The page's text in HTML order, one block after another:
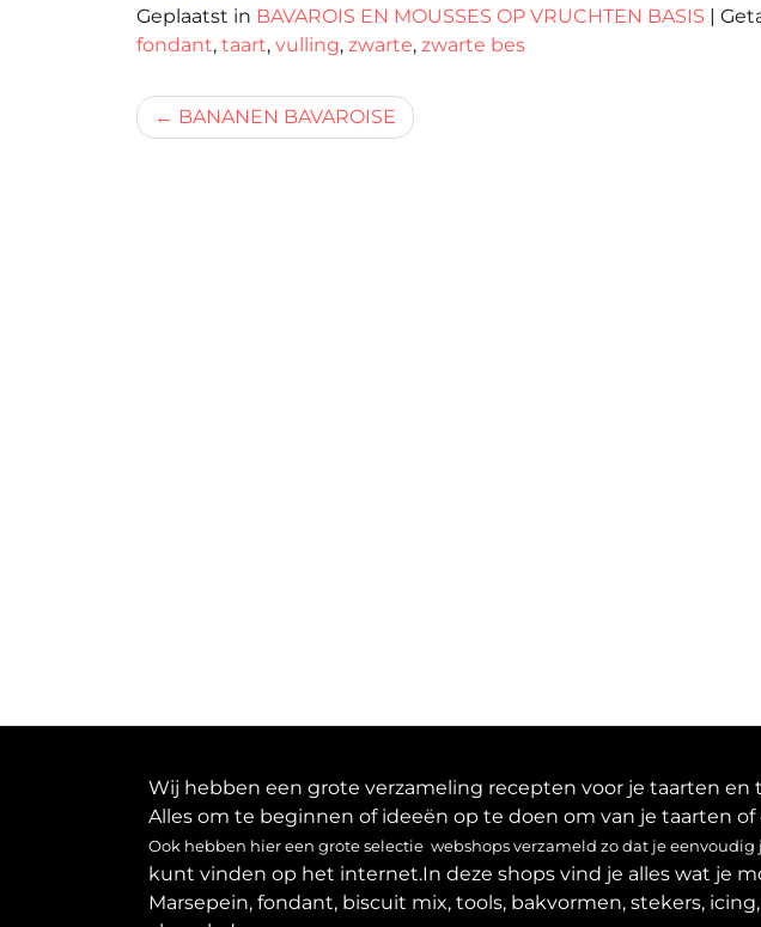
Geplaatst in BAVAROIS EN MOUSSES OP VRUCHTEN BASIS |
fondant, taart, vulling, zwarte, zwarte bes
Bericht
BANANEN BAVAROISE
Wij hebben een grote verzameling recepten voor je taarten en
Alles om te beginnen of ideeën op te doen om van je taarten
Ook hebben hier een grote selectie webshops verzameld zo dat je eenvoudig
kunt vinden op het internet.In deze shops vind je alles wat je
Marsepein, fondant, biscuit mix, tools, bakvormen, stekers,